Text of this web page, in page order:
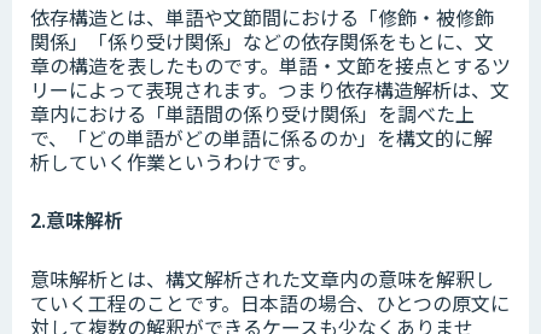
依存構造とは、単語や文節間における「修飾・被修飾
関係」「係り受け関係」などの依存関係をもとに、文
章の構造を表したものです。単語・文節を接点とするツ
リーによって表現されます。つまり依存構造解析は、文
章内における「単語間の係り受け関係」を調べた上
で、「どの単語がどの単語に係るのか」を構文的に解
析していく作業というわけです。
2.意味解析
意味解析とは、構文解析された文章内の意味を解釈し
ていく工程のことです。日本語の場合、ひとつの原文に
対して複数の解釈ができるケースも少なくありませ